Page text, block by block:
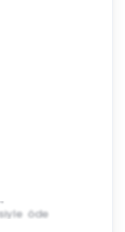
öde